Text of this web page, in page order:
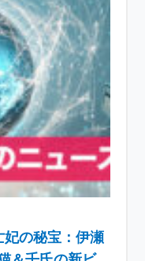
妃の秘宝：伊瀬